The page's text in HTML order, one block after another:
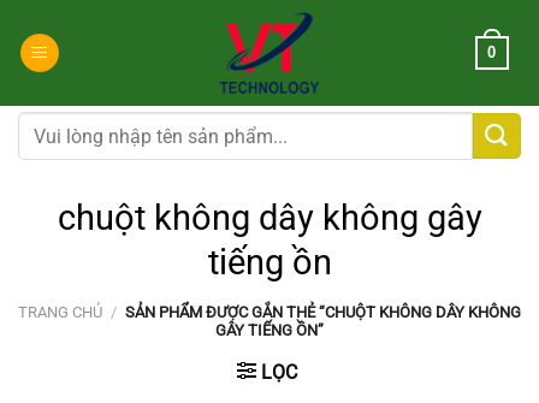
đến
dung
0
Tìm
kiếm:
chuột không dây không gây
tiếng ồn
TRANG CHỦ / SẢN PHẨM ĐƯỢC GẮN THẺ “CHUỘT KHÔNG DÂY KHÔNG
GÂY TIẾNG ỒN”
LỌC